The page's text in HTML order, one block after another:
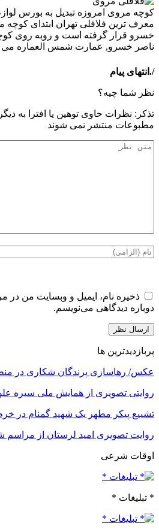
کوچه مروی امروزه تبدیل به بورس
معرف ترین فلافلی تهران ابتدای
خسرو قرار گرفته است و روبه روی
ناصر خسرو, عمارت شمس العماره
/.انتهای پیام
نظر شما چیه؟
تذكر: نظرات حاوی توهين يا افترا به
مطبوعات منتشر نمی شوند
ذخیره نام، ایمیل و وبسایت من در
دوباره دیدگاهی می‌نویسم.
پربازدیدترین ها
عکس/ رهاسازی پرندگان شکاری در
روایتی تصویری از همایش ملی سیره
تشییع پیکر مطهر یک شهید گمنام در
روایت تصویری امید لرستان از
اوقات شرعی
* تبلیغات *